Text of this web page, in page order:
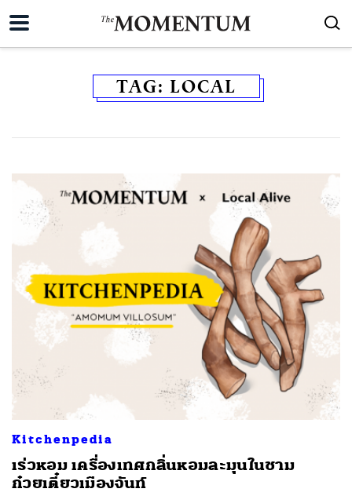
TAG: LOCAL
Kitchenpedia
เร่วหอม เครื่องเทศกลิ่นหอมละมุนในชาม
ก๋วยเตี๋ยวเมืองจันท์